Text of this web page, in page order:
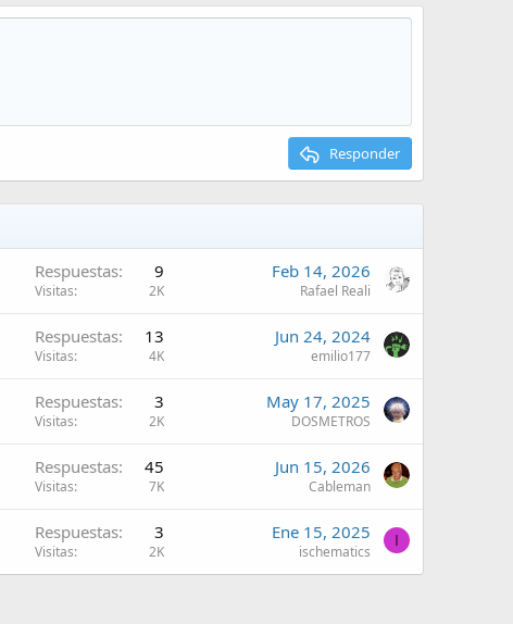
Responder
Respuestas 9
Visitas 2K
Feb 14, 2026
Rafael Reali
Respuestas 13
Visitas 4K
Jun 24, 2024
emilio177
Respuestas 3
Visitas 2K
May 17, 2025
DOSMETROS
Respuestas 45
Visitas 7K
Jun 15, 2026
Cableman
Respuestas 3
Visitas 2K
Ene 15, 2025
ischematics
I